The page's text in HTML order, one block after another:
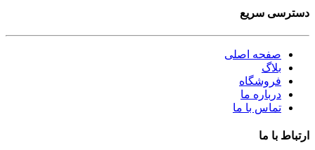
دسترسی سریع
صفحه اصلی
بلاگ
فروشگاه
درباره ما
تماس با ما
ارتباط با ما